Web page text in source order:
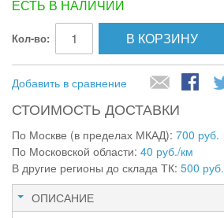
ЕСТЬ В НАЛИЧИИ
Кол-во: В КОРЗИНУ
Добавить в сравнение
СТОИМОСТЬ ДОСТАВКИ
По Москве (в пределах МКАД): 700 руб.
По Московской области: 40 руб./км
В другие регионы до склада ТК: 500 руб.
ОПИСАНИЕ